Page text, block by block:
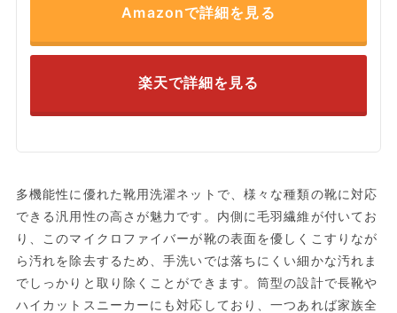
Amazonで詳細を見る
楽天で詳細を見る
多機能性に優れた靴用洗濯ネットで、様々な種類の靴に対応
できる汎用性の高さが魅力です。内側に毛羽繊維が付いてお
り、このマイクロファイバーが靴の表面を優しくこすりなが
ら汚れを除去するため、手洗いでは落ちにくい細かな汚れま
でしっかりと取り除くことができます。筒型の設計で長靴や
ハイカットスニーカーにも対応しており、一つあれば家族全